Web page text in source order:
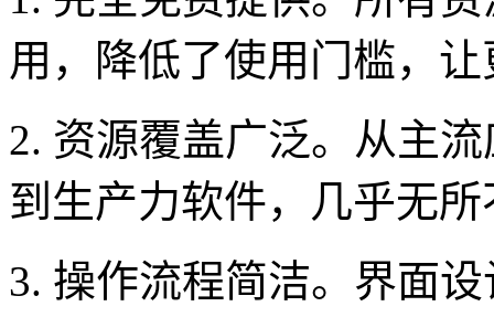
用，降低了使用门槛，
2. 资源覆盖广泛。从主
到生产力软件，几乎无
3. 操作流程简洁。界面